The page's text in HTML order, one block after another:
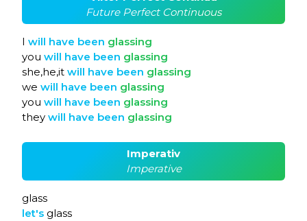
Future Perfect Continuous
I will have been glassing
you will have been glassing
she,he,it will have been glassing
we will have been glassing
you will have been glassing
they will have been glassing
Imperativ
Imperative
glass
let's glass